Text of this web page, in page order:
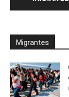
Migrantes